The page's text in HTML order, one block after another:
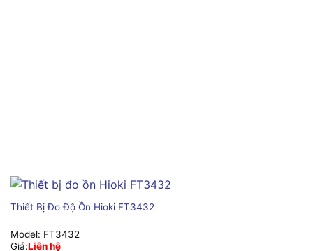
Thiết Bị Đo Độ Ồn Hioki FT3432
Model: FT3432
Giá:Liên hệ